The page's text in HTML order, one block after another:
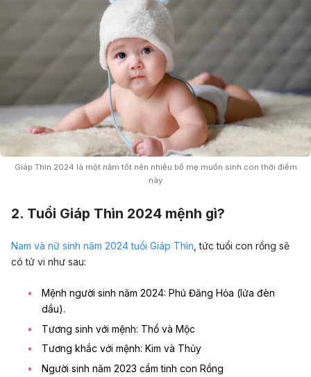
Giáp Thìn 2024 là một năm tốt nên nhiều bố mẹ muốn sinh con thời điểm
này
2. Tuổi Giáp Thìn 2024 mệnh gì?
Nam và nữ sinh năm 2024 tuổi Giáp Thìn , tức tuổi con rồng sẽ
có tử vi như sau:
Mệnh người sinh năm 2024: Phú Đăng Hỏa (lửa đèn
dầu).
Tương sinh với mệnh: Thổ và Mộc
Tương khắc với mệnh: Kim và Thủy
Người sinh năm 2023 cầm tinh con Rồng